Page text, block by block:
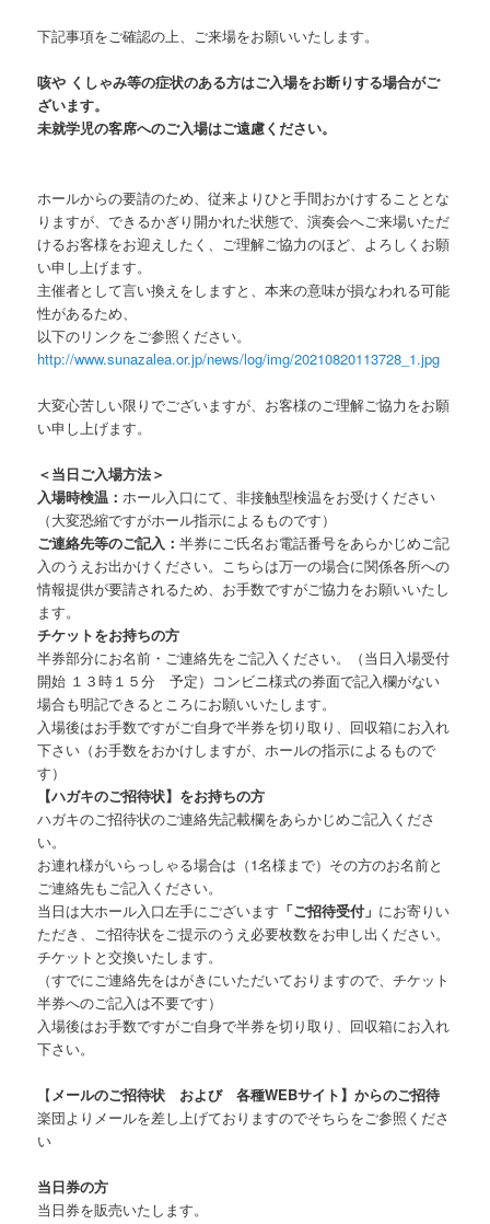
下記事項をご確認の上、ご来場をお願いいたします。
咳や くしゃみ等の症状のある方はご入場をお断りする場合がご
ざいます。
未就学児の客席へのご入場はご遠慮ください。
ホールからの要請のため、従来よりひと手間おかけすることとな
りますが、できるかぎり開かれた状態で、演奏会へご来場いただ
けるお客様をお迎えしたく、ご理解ご協力のほど、よろしくお願
い申し上げます。
主催者として言い換えをしますと、本来の意味が損なわれる可能
性があるため、
以下のリンクをご参照ください。
http://www.sunazalea.or.jp/news/log/img/20210820113728_1.jpg
大変心苦しい限りでございますが、お客様のご理解ご協力をお願
い申し上げます。
＜当日ご入場方法＞
入場時検温： ホール入口にて、非接触型検温をお受けください
（大変恐縮ですがホール指示によるものです）
ご連絡先等のご記入：半券にご氏名お電話番号をあらかじめご記
入のうえお出かけください。こちらは万一の場合に関係各所への
情報提供が要請されるため、お手数ですがご協力をお願いいたし
ます。
チケットをお持ちの方
半券部分にお名前・ご連絡先をご記入ください。（当日入場受付
開始 １３時１５分 予定）コンビニ様式の券面で記入欄がない
場合も明記できるところにお願いいたします。
入場後はお手数ですがご自身で半券を切り取り、回収箱にお入れ
下さい（お手数をおかけしますが、ホールの指示によるもので
す）
【ハガキのご招待状】をお持ちの方
ハガキのご招待状のご連絡先記載欄をあらかじめご記入くださ
い。
お連れ様がいらっしゃる場合は（1名様まで）その方のお名前と
ご連絡先もご記入ください。
当日は大ホール入口左手にございます 「ご招待受付」 にお寄りい
ただき、ご招待状をご提示のうえ必要枚数をお申し出ください。
チケットと交換いたします。
（すでにご連絡先をはがきにいただいておりますので、チケット
半券へのご記入は不要です）
入場後はお手数ですがご自身で半券を切り取り、回収箱にお入れ
下さい。
【メールのご招待状 および 各種WEBサイト】からのご招待
楽団よりメールを差し上げておりますのでそちらをご参照くださ
い
当日券の方
当日券を販売いたします。